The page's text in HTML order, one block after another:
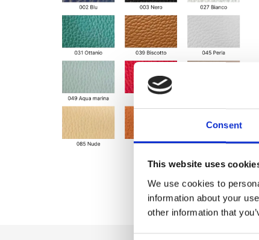
Consent
This website uses
We use cookies to
information about your
other information that